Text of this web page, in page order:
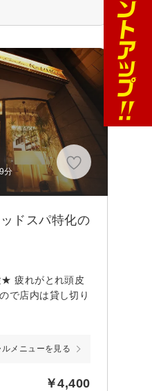
分
ドスパ特化の
★ 疲れがとれ頭皮
で店内は貸し切り
メニューを見る
￥4,400